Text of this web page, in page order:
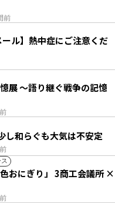
前
ル】熱中症にご注意くだ
展 ～語り継ぐ戦争の記憶
降 暑さ少し和らぐも大気は不安定
おにぎり」 3商工会議所 ×